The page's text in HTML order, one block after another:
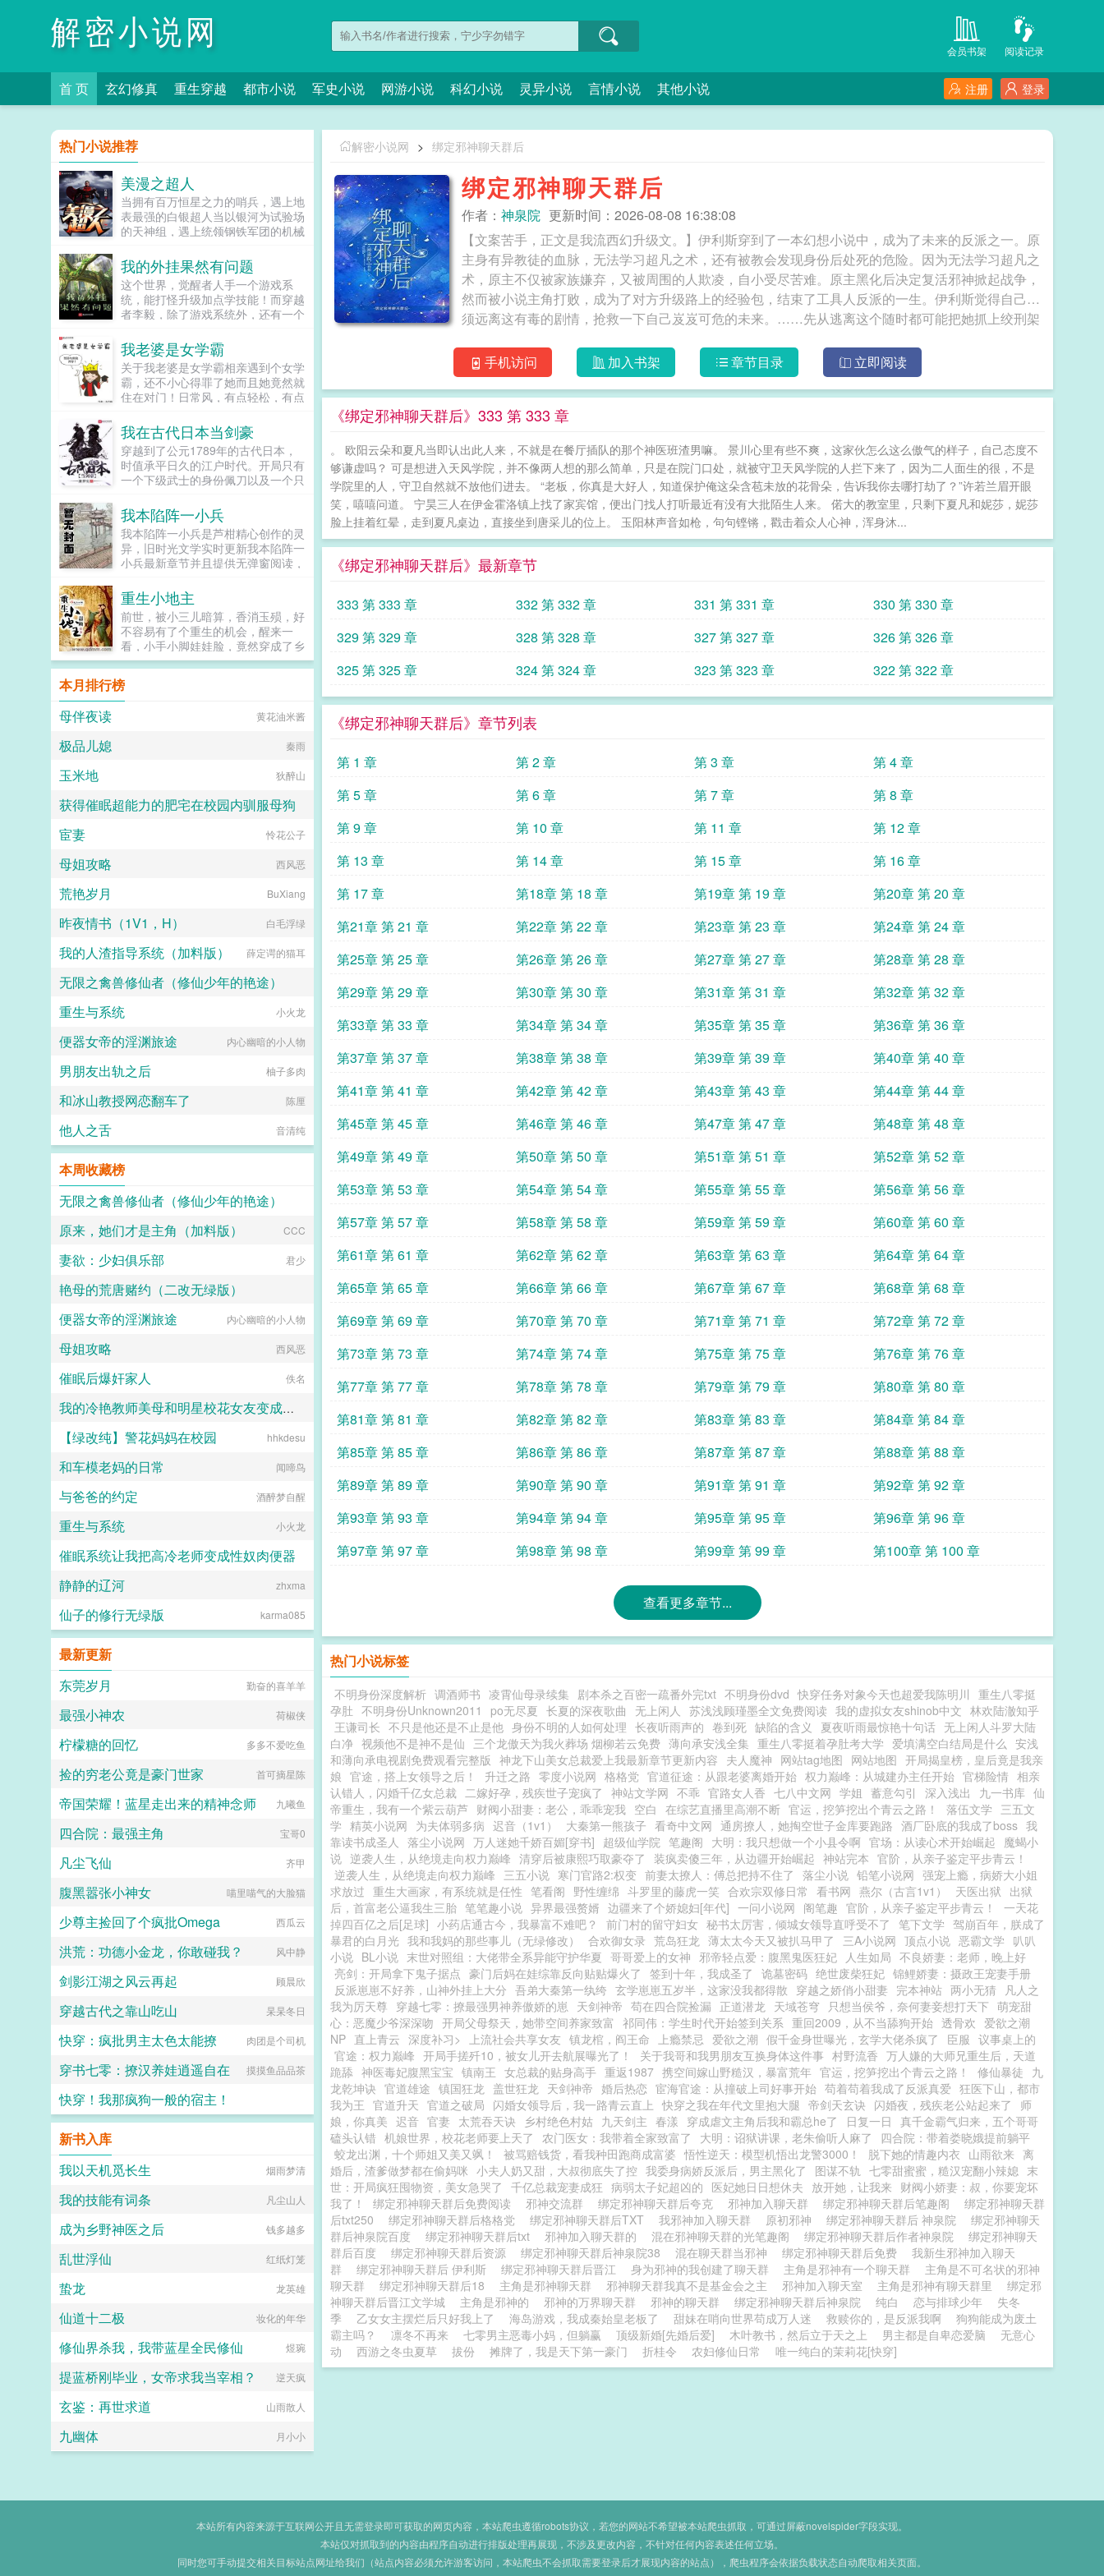
解密小说网 阅读记录
会员书架
首 页 玄幻修真 重生穿越 都市小说 军史小说 网游小说 科幻小说 灵异小说 言情小说 其他小说 登录
注册
解密小说网 > 绑定邪神聊天群后
绑定邪神聊天群后
作者： 神泉院 更新时间：2026-08-08 16:38:08
【文案苦手，正文是我流西幻升级文。】伊利斯穿到了一本幻想小说中，成为了未来的反派之一。原
主身有异教徒的血脉，无法学习超凡之术，还有被教会发现身份后处死的危险。因为无法学习超凡之
术，原主不仅被家族嫌弃，又被周围的人欺凌，自小受尽苦难。原主黑化后决定复活邪神掀起战争，
然而被小说主角打败，成为了对方升级路上的经验包，结束了工具人反派的一生。伊利斯觉得自己必
须远离这有毒的剧情，抢救一下自己岌岌可危的未来。……先从逃离这个随时都可能把她抓上绞刑架
她的逃亡之路提供不少欢乐。【神秘之母：第一次创世没经验，请问有人知道第一步要干什么吗？】
【伊利斯：要有光，要有水，创世六天记得休息一天，要劳逸结合才能可持续发展。】【猩红绝望：
部下太烦人了怎么办？每天闲得要死，来我面前拍马屁，打扰我休息。】【伊利斯：建议定规矩，上
班时间设置朝九晚五打卡，还有，要是不想和他们见面的话建议你引入视频会议。】【堕落晨星：想
们就会同意你染头发了。】作为答谢，群友们纷纷送出稀有法术和道具：[尸骨复苏]、[洗脑魔术]、[堕
落冤魂]、[疾病光环]……伊利斯：……别给了别给了，再给下去我真要成当上反派了。很多年后，伊
利斯成为了最强的超凡者，传闻她掌握了所有的禁忌魔法，乃是行走的黑魔法大全。有人咨询她为何
年纪轻轻便能得到如此成就。伊利斯：“……可能是因为我为人善良、乐善好施吧。”=伊利斯被群友们
问到她的尊名，她看着群友们的昵称，什么【神秘之母】、【堕落晨星】、【苍白使者】、【猩红绝
望】……总之，一个比一个中二，伊利斯心想群友们真是老二次元了。于是她不甘示弱，也立刻来了
一段：“吾乃永夜的化身、奇迹的掌控者、最古魔女、暗之圣者！”直到某日被群友敲响家门，对方在
门口问：“请问永夜的化身、奇迹的掌控者、最古魔女、暗之圣者在吗？”伊利斯痛苦地捂住了耳朵。
——别念了念了，你们来真的啊！【食用指南】【正文正剧升级流、非传统西幻】*剧情为主，一个可
能慢热的升级流，感情戏含量可能不多。*我流西幻，应该会有很多私设，作者也是第一次当法师所以
多年一直过着平平无奇的人生。普通的家庭，普通的学校，普通的工作，打磨出了她这颗得和其他人
相差无几的社会齿轮。就在她这无聊的人生会伴随她进入坟墓时，她被卷入了一场以生命为赌注的“人
气游戏”。玩家们被成为了危机四伏的怪谈小说中的镶边配角，只有在人气结算中上位排名的玩家才能
活命。给玩家们投票的，是来自无数个高位世界的观众。这是一场不存在任何侥幸、以人气定生死的
绝命大逃杀。甫一落地，迎惊流就看到了自己的专属直播间，上面写着自己的素质评价。【玩家99
号，素质鉴定：普通】。【普通素质？又是来凑人数的炮灰，没意思，走咯。】【主办方能不能抽选
的时候走点心啊！每次都搞一堆普通素质的玩家，简直浪费我们时间！】【我去！家人们去看66号直
次人气值结算日为七日后0点。】【人气值低于50者，抹杀。】当过多年社畜、经历过大风大浪的迎
惊流表示：“……问题不大，别慌，这不还有七天吗？”然而屁股还没坐稳，她头顶就又看到一条弹
幕：【主播，原作剧情里你这个角色好像马上就要领便当了QAQ，死得很惨很限制级的那种，我胆子
小就先走了，你加油哦。】突逢大难的迎惊流：……等等，你倒是告诉我我具体怎么死的之后再走
手机访问 加入书架 章节目录 立即阅读
《绑定邪神聊天群后》333 第 333 章
。 欧阳云朵和夏凡当即认出此人来，不就是在餐厅插队的那个神医班渣男嘛。 景川心里有些不爽，这家伙怎么这么傲气的样子，自己态度不
够谦虚吗？ 可是想进入天风学院，并不像两人想的那么简单，只是在院门口处，就被守卫天风学院的人拦下来了，因为二人面生的很，不是
学院里的人，守卫自然就不放他们进去。 “老板，你真是大好人，知道保护俺这朵含苞未放的花骨朵，告诉我你去哪打劫了？”许若兰眉开眼
笑，嘻嘻问道。 宁昊三人在伊金霍洛镇上找了家宾馆，便出门找人打听最近有没有大批陌生人来。 偌大的教室里，只剩下夏凡和妮莎，妮莎
脸上挂着红晕，走到夏凡桌边，直接坐到唐采儿的位上。 玉阳林声音如枪，句句铿锵，戳击着众人心神，浑身沐...
《绑定邪神聊天群后》最新章节
333 第 333 章 332 第 332 章 331 第 331 章
330 第 330 章
329 第 329 章
328 第 328 章 327 第 327 章
326 第 326 章
325 第 325 章
324 第 324 章 323 第 323 章 322 第 322 章
《绑定邪神聊天群后》章节列表
第 1 章 第 2 章 第 3 章
第 4 章
第 5 章
第 6 章 第 7 章
第 8 章
第 9 章
第 10 章 第 11 章
第 12 章
第 13 章
第 14 章 第 15 章
第 16 章
第 17 章
第18章 第 18 章 第19章 第 19 章
第20章 第 20 章
第21章 第 21 章
第22章 第 22 章 第23章 第 23 章
第24章 第 24 章
第25章 第 25 章
第26章 第 26 章 第27章 第 27 章
第28章 第 28 章
第29章 第 29 章
第30章 第 30 章 第31章 第 31 章
第32章 第 32 章
第33章 第 33 章
第34章 第 34 章 第35章 第 35 章
第36章 第 36 章
第37章 第 37 章
第38章 第 38 章 第39章 第 39 章
第40章 第 40 章
第41章 第 41 章
第42章 第 42 章 第43章 第 43 章
第44章 第 44 章
第45章 第 45 章
第46章 第 46 章 第47章 第 47 章
第48章 第 48 章
第49章 第 49 章
第50章 第 50 章 第51章 第 51 章
第52章 第 52 章
第53章 第 53 章
第54章 第 54 章 第55章 第 55 章
第56章 第 56 章
第57章 第 57 章
第58章 第 58 章 第59章 第 59 章
第60章 第 60 章
第61章 第 61 章
第62章 第 62 章 第63章 第 63 章
第64章 第 64 章
第65章 第 65 章
第66章 第 66 章 第67章 第 67 章
第68章 第 68 章
第69章 第 69 章
第70章 第 70 章 第71章 第 71 章
第72章 第 72 章
第73章 第 73 章
第74章 第 74 章 第75章 第 75 章
第76章 第 76 章
第77章 第 77 章
第78章 第 78 章 第79章 第 79 章
第80章 第 80 章
第81章 第 81 章
第82章 第 82 章 第83章 第 83 章
第84章 第 84 章
第85章 第 85 章
第86章 第 86 章 第87章 第 87 章
第88章 第 88 章
第89章 第 89 章
第90章 第 90 章 第91章 第 91 章
第92章 第 92 章
第93章 第 93 章
第94章 第 94 章 第95章 第 95 章
第96章 第 96 章
第97章 第 97 章
第98章 第 98 章 第99章 第 99 章 第100章 第 100 章
查看更多章节...
热门小说标签
不明身份深度解析 调酒师书 凌霄仙母录续集 剧本杀之百密一疏番外完txt 不明身份dvd 快穿任务对象今天也超爱我陈明川 重生八零挺
孕肚 不明身份Unknown2011 po无尽夏 长夏的深夜歌曲 无上闲人 苏浅浅顾瑾墨全文免费阅读 我的虚拟女友shinob中文 林欢陆澈知乎
王谦司长 不只是他还是不止是他 身份不明的人如何处理 长夜听雨声的 卷到死 缺陷的含义 夏夜听雨最惊艳十句话 无上闲人斗罗大陆
白净 视频他不是神不是仙 三个龙傲天为我火葬场 烟柳若云免费 薄向承安浅全集 重生八零挺着孕肚考大学 爱填满空白结局是什么 安浅
和薄向承电视剧免费观看完整版 神龙下山美女总裁爱上我最新章节更新内容 夫人魔神 网站tag地图 网站地图 开局揭皇榜，皇后竟是我亲
娘 官途，搭上女领导之后！ 升迁之路 零度小说网 格格党 官道征途：从跟老婆离婚开始 权力巅峰：从城建办主任开始 官梯险情 相亲
认错人，闪婚千亿女总裁 二嫁好孕，残疾世子宠疯了 神站文学网 不乖 官路女人香 七八中文网 学姐 蓄意勾引 深入浅出 九一书库 仙
帝重生，我有一个紫云葫芦 财阀小甜妻：老公，乖乖宠我 空白 在综艺直播里高潮不断 官运，挖笋挖出个青云之路！ 落伍文学 三五文
学 精英小说网 为夫体弱多病 迟音（1v1） 大秦第一熊孩子 看奇中文网 通房撩人，她掏空世子金库要跑路 酒厂卧底的我成了boss 我
靠读书成圣人 落尘小说网 万人迷她千娇百媚[穿书] 超级仙学院 笔趣阁 大明：我只想做一个小县令啊 官场：从读心术开始崛起 魔蝎小
说 逆袭人生，从绝境走向权力巅峰 清穿后被康熙巧取豪夺了 装疯卖傻三年，从边疆开始崛起 神站完本 官阶，从亲子鉴定平步青云！
逆袭人生，从绝境走向权力巅峰 三五小说 寒门官路2:权变 前妻太撩人：傅总把持不住了 落尘小说 铅笔小说网 强宠上瘾，病娇大小姐
求放过 重生大画家，有系统就是任性 笔看阁 野性缠绵 斗罗里的藤虎一笑 合欢宗双修日常 看书网 燕尔（古言1v1） 天医出狱 出狱
后，首富老公逼我生三胎 笔笔趣小说 异界最强赘婿 边疆来了个娇媳妇[年代] 一问小说网 阁笔趣 官阶，从亲子鉴定平步青云！
一天花
掉四百亿之后[足球] 小药店通古今，我暴富不难吧？ 前门村的留守妇女 秘书太厉害，倾城女领导直呼受不了 笔下文学 驾崩百年，朕成了
暴君的白月光 我和我妈的那些事儿（无绿修改） 合欢御女录 荒岛狂龙 薄太太今天又被扒马甲了 三A小说网 顶点小说 恶霸文学 叭叭
小说 BL小说 末世对照组：大佬带全系异能守护华夏 哥哥爱上的女神 邪帝轻点爱：腹黑鬼医狂妃 人生如局 不良娇妻：老师，晚上好
亮剑：开局拿下鬼子据点 豪门后妈在娃综靠反向贴贴爆火了 签到十年，我成圣了 诡墓密码 绝世废柴狂妃 锦鲤娇妻：摄政王宠妻手册
反派崽崽不好养，山神外挂上大分 吾弟大秦第一纨绔 玄学崽崽五岁半，这家没我都得散 穿越之娇俏小甜妻 完本神站 两小无猜
凡人之
我为厉天尊 穿越七零：撩最强男神养傲娇的崽 天剑神帝 苟在四合院捡漏 正道潜龙 天域苍穹 只想当侯爷，奈何妻妾想打天下 萌宠甜
心：恶魔少爷深深吻 开局父母祭天，她带空间养家致富 祁同伟：学生时代开始签到关系 重回2009，从不当舔狗开始 透骨欢 爱欲之潮
NP 直上青云 深度补习> 上流社会共享女友 镇龙棺，阎王命 上瘾禁忌 爱欲之潮 假千金身世曝光，玄学大佬杀疯了 臣服 议事桌上的
官途：权力巅峰 开局手搓歼10，被女儿开去航展曝光了！ 关于我哥和我男朋友互换身体这件事 村野流香 万人嫌的大师兄重生后，天道
跪舔 神医毒妃腹黑宝宝 镇南王 女总裁的贴身高手 重返1987 携空间嫁山野糙汉，暴富荒年 官运，挖笋挖出个青云之路！ 修仙暴徒 九
龙乾坤诀 官道雄途 镇国狂龙 盖世狂龙 天剑神帝 婚后热恋 宦海官途：从撞破上司好事开始 苟着苟着我成了反派真爱 狂医下山，都市
我为王 官道升天 官道之破局 闪婚女领导后，我一路青云直上 快穿之我在年代文里抱大腿 帝剑天玄诀 闪婚夜，残疾老公站起来了
师
娘，你真美 迟音 官妻 太荒吞天诀 乡村绝色村姑 九天剑主 春漾 穿成虐文主角后我和霸总he了 日复一日 真千金霸气归来，五个哥哥
磕头认错 机娘世界，校花老师要上天了 农门医女：我带着全家致富了 大明：诏狱讲课，老朱偷听人麻了
四合院：带着娄晓娥提前躺平
蛟龙出渊，十个师姐又美又飒！
被骂赔钱货，看我种田跑商成富婆 悟性逆天：模型机悟出龙警3000！ 脱下她的情趣内衣 山雨欲来 离
婚后，渣爹做梦都在偷妈咪 小夫人奶又甜，大叔彻底失了控 我委身病娇反派后，男主黑化了 图谋不轨 七零甜蜜蜜，糙汉宠翻小辣媳 末
世：开局疯狂囤物资，美女急哭了 千亿总裁宠妻成狂 病弱太子妃超凶的 医妃她日日想休夫 放开她，让我来 财阀小娇妻：叔，你要宠坏
我了！
绑定邪神聊天群后免费阅读 邪神交流群 绑定邪神聊天群后夸克 邪神加入聊天群 绑定邪神聊天群后笔趣阁
绑定邪神聊天群
后txt250
绑定邪神聊天群后格格党 绑定邪神聊天群后TXT 我邪神加入聊天群 原初邪神 绑定邪神聊天群后 神泉院
绑定邪神聊天
群后神泉院百度
绑定邪神聊天群后txt 邪神加入聊天群的 混在邪神聊天群的光笔趣阁 绑定邪神聊天群后作者神泉院
绑定邪神聊天
群后百度
绑定邪神聊天群后资源 绑定邪神聊天群后神泉院38 混在聊天群当邪神 绑定邪神聊天群后免费
我新生邪神加入聊天
群
绑定邪神聊天群后 伊利斯 绑定邪神聊天群后晋江 身为邪神的我创建了聊天群 主角是邪神有一个聊天群
主角是不可名状的邪神
聊天群
绑定邪神聊天群后18 主角是邪神聊天群 邪神聊天群我真不是基金会之主 邪神加入聊天室 主角是邪神有聊天群里
绑定邪
神聊天群后晋江文学城
主角是邪神的 邪神的万界聊天群 邪神的聊天群 绑定邪神聊天群后神泉院 纯白 恋与排球少年
失冬
季
乙女女主摆烂后只好我上了 海岛游戏，我成秦始皇老板了 甜妹在哨向世界苟成万人迷 救赎你的，是反派我啊
狗狗能成为废土
霸主吗？
凛冬不再来 七零男主恶毒小妈，但躺赢 顶级新婚[先婚后爱] 木叶教书，然后立于天之上 男主都是自卑恋爱脑
无意心
动
西游之冬虫夏草 拔份 摊牌了，我是天下第一豪门 折桂令 农妇修仙日常 唯一纯白的茉莉花[快穿]
热门小说推荐
美漫之超人
当拥有百万恒星之力的哨兵，遇上地
表最强的白银超人当以银河为试验场
的天神组，遇上统领钢铁军团的机械
维度如尘埃的量子超人这是一个穿越
者，带着众多超人模板来到漫威世界
的故事。ps多女主，非英雄向，不喜
勿入ps2时间线以作者为准...
我的外挂果然有问题
这个世界，觉醒者人手一个游戏系
统，能打怪升级加点学技能！而穿越
者李毅，除了游戏系统外，还有一个
多的属性点，更多的兑换选项，更多
的技能原本这是好事，但李毅表示，
他的外挂有点坑啊！...
我老婆是女学霸
关于我老婆是女学霸相亲遇到个女学
霸，还不小心得罪了她而且她竟然就
住在对门！日常风，有点轻松，有点
我在古代日本当剑豪
穿越到了公元1789年的古代日本，
时值承平日久的江户时代。开局只有
一个下级武士的身份佩刀以及一个只
与剑技等级的系统。…...
我本陷阵一小兵
我本陷阵一小兵是芦柑精心创作的灵
异，旧时光文学实时更新我本陷阵一
小兵最新章节并且提供无弹窗阅读，
并不代表旧时光文学赞同或者支持我
本陷阵一小兵读者的观点。...
重生小地主
前世，被小三儿暗算，香消玉殒，好
不容易有了个重生的机会，醒来一
看，小手小脚娃娃脸，竟然穿成了乡
村小萝莉？！面对善良软弱的包子爹
娘和强势ＪＰ的亲戚，连蔓儿握紧了
小拳头，她要保护亲人不再被欺负，
一...
本月排行榜
母伴夜读
黄花油米酱
极品儿媳 秦雨
玉米地 狄醉山
获得催眠超能力的肥宅在校园内驯服母狗
宅男写手12308
宦妻 怜花公子
母姐攻略 西风恶
荒艳岁月 BuXiang
昨夜情书（1V1，H） 白毛浮绿
我的人渣指导系统（加料版） 薛定谔的猫耳
无限之禽兽修仙者（修仙少年的艳途）
三年又三年
重生与系统 小火龙
便器女帝的淫渊旅途 内心幽暗的小人物
男朋友出轨之后 柚子多肉
和冰山教授网恋翻车了 陈厘
他人之舌 音清纯
本周收藏榜
无限之禽兽修仙者（修仙少年的艳途）
三年又三年
原来，她们才是主角（加料版） CCC
妻欲：少妇俱乐部 君少
艳母的荒唐赌约（二改无绿版）
雨夜带刀不带伞
便器女帝的淫渊旅途 内心幽暗的小人物
母姐攻略 西风恶
催眠后爆奸家人 佚名
我的冷艳教师美母和明星校花女友变成同学们的性奴竟是一个熊孩子的策划
南曲
【绿改纯】警花妈妈在校园 hhkdesu
和车模老妈的日常 闻啼鸟
与爸爸的约定 酒醉梦自醒
重生与系统 小火龙
催眠系统让我把高冷老师变成性奴肉便器
佚名
静静的辽河 zhxma
仙子的修行无绿版 karma085
最新更新
东莞岁月
勤奋的喜羊羊
最强小神农 荷椒侠
柠檬糖的回忆 多多不爱吃鱼
捡的穷老公竟是豪门世家 首可摘星陈
帝国荣耀！蓝星走出来的精神念师 九曦鱼
四合院：最强主角 宝哥0
凡尘飞仙 齐甲
腹黑嚣张小神女 喵里喵气的大脸猫
少尊主捡回了个疯批Omega 西瓜云
洪荒：功德小金龙，你敢碰我？ 风中静
剑影江湖之风云再起 顾晨欣
穿越古代之靠山吃山 杲杲冬日
快穿：疯批男主太色太能撩 肉团是个司机
穿书七零：撩汉养娃逍遥自在 摸摸鱼品品茶
快穿！我那疯狗一般的宿主！
新书入库
我以天机觅长生
烟雨梦清
我的技能有词条 凡尘山人
成为乡野神医之后 钱多越多
乱世浮仙 红纸灯笼
蛰龙 龙英雄
仙道十二极 妆化的年华
修仙界杀我，我带蓝星全民修仙 煜琬
提蓝桥刚毕业，女帝求我当宰相？ 逆天疯
玄鉴：再世求道 山雨散人
九幽体 月小小
本站所有内容来源于互联网公开且无需登录即可获取的网页内容，本站爬虫遵循robots协议，若您的网站不希望被本站爬虫抓取，可通过屏蔽novelspider字段实现。
本站仅对抓取到的内容由程序自动进行排版处理再展现，不涉及更改内容，不针对任何内容表述任何立场。
同时您可手动提交相关目标站点网址给我们（站点内容必须允许游客访问，本站爬虫不会抓取需要登录后才展现内容的站点），爬虫程序会依据负载状态自动爬取相关页面。